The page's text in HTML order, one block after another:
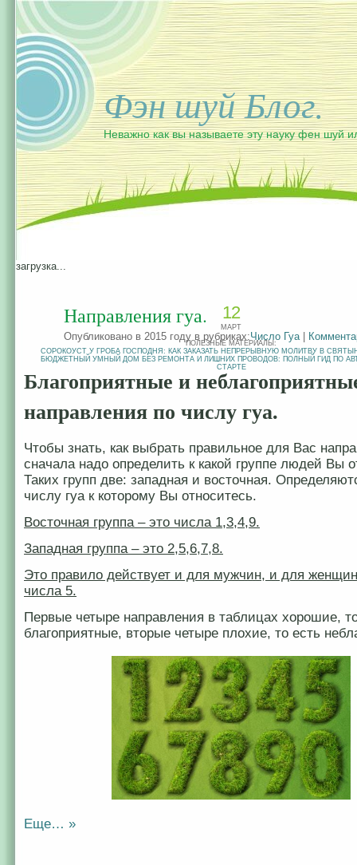
Фэн шуй Блог.
Неважно как вы называете эту науку фен шуй
загрузка...
Направления гуа.
Опубликовано в 2015 году в рубриках:Число Гуа|
12
МАРТ
ПОЛЕЗНЫЕ МАТЕРИАЛЫ:
СОРОКОУСТ У ГРОБА ГОСПОДНЯ: КАК ЗАКАЗАТЬ НЕПРЕРЫВНУЮ МОЛИТВУ В
БЮДЖЕТНЫЙ УМНЫЙ ДОМ БЕЗ РЕМОНТА И ЛИШНИХ ПРОВОДОВ: ПОЛНЫЙ ГИД ПО
СТАРТЕ
Благоприятные и
направления по числу гуа.
Чтобы знать, как выбрать правильное для Вас
сначала надо определить к какой группе людей Вы
Таких групп две: западная и восточная.
числу гуа к которому Вы относитесь.
Восточная группа – это числа 1,3,4,9.
Западная группа – это 2,5,6,7,8.
Это правило действует и для мужчин, и для
числа 5.
Первые четыре направления в таблицах хорошие,
благоприятные, вторые четыре плохие, то есть
Еще… »